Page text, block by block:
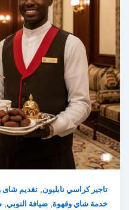
تاجير كراسي نابليون,تقديم شاى
خدمة شاي وقهوة,ضيافة النوبي,